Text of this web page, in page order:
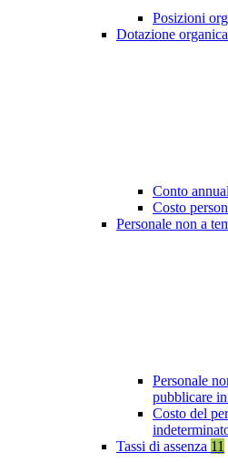
Posizioni
Dotazione organica
Conto
Costo
Personale non a
Personale
pubblicare
Costo del
Tassi di assenza 11